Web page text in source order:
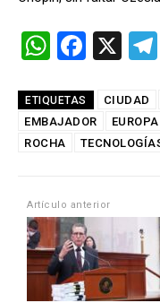
W
at
s
p
F
ce
b
k
X
ETIQUETAS CIUDAD
EMBAJADOR
EUROPA
ROCHA
Artículo anterior